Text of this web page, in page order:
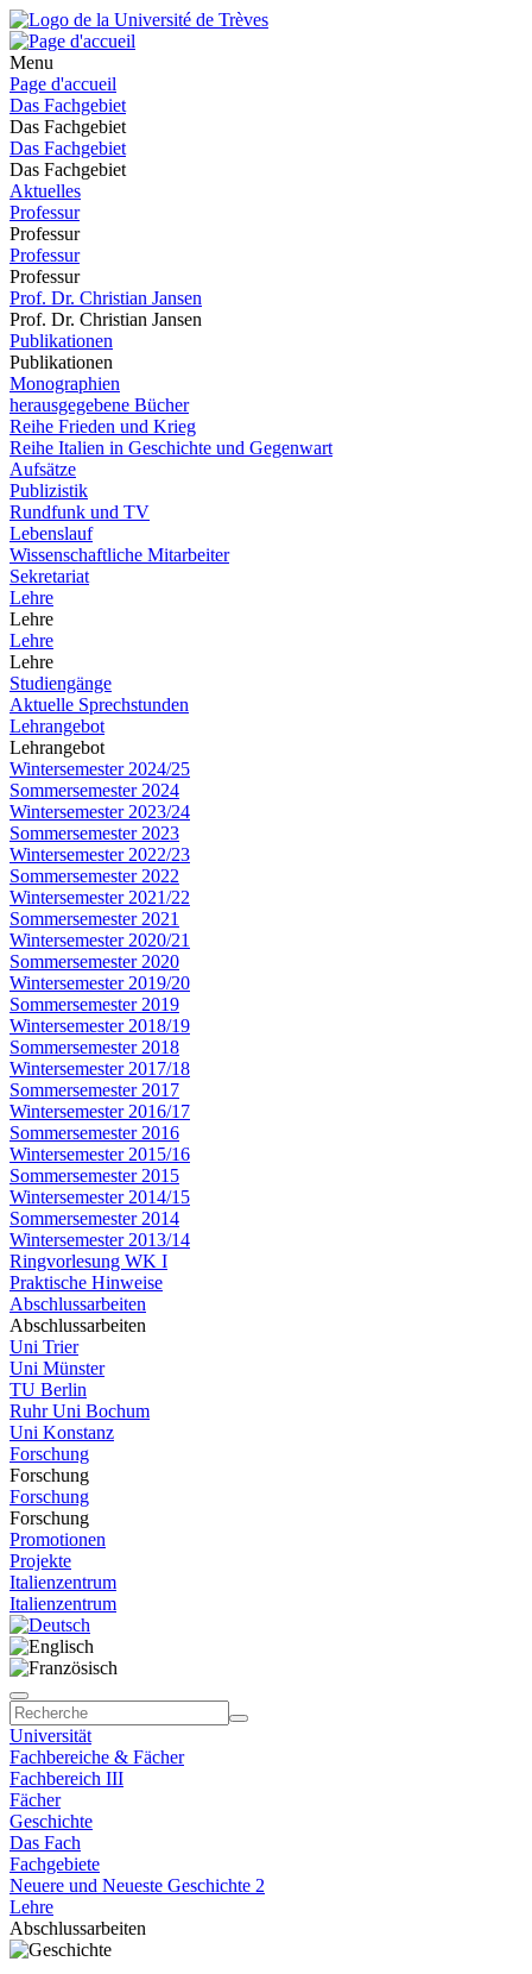
Menu
Page d'accueil
Das Fachgebiet
Das Fachgebiet
Das Fachgebiet
Das Fachgebiet
Aktuelles
Professur
Professur
Professur
Professur
Prof. Dr. Christian Jansen
Prof. Dr. Christian Jansen
Publikationen
Publikationen
Monographien
herausgegebene Bücher
Reihe Frieden und Krieg
Reihe Italien in Geschichte und Gegenwart
Aufsätze
Publizistik
Rundfunk und TV
Lebenslauf
Wissenschaftliche Mitarbeiter
Sekretariat
Lehre
Lehre
Lehre
Lehre
Studiengänge
Aktuelle Sprechstunden
Lehrangebot
Lehrangebot
Wintersemester 2024/25
Sommersemester 2024
Wintersemester 2023/24
Sommersemester 2023
Wintersemester 2022/23
Sommersemester 2022
Wintersemester 2021/22
Sommersemester 2021
Wintersemester 2020/21
Sommersemester 2020
Wintersemester 2019/20
Sommersemester 2019
Wintersemester 2018/19
Sommersemester 2018
Wintersemester 2017/18
Sommersemester 2017
Wintersemester 2016/17
Sommersemester 2016
Wintersemester 2015/16
Sommersemester 2015
Wintersemester 2014/15
Sommersemester 2014
Wintersemester 2013/14
Ringvorlesung WK I
Praktische Hinweise
Abschlussarbeiten
Abschlussarbeiten
Uni Trier
Uni Münster
TU Berlin
Ruhr Uni Bochum
Uni Konstanz
Forschung
Forschung
Forschung
Forschung
Promotionen
Projekte
Italienzentrum
Italienzentrum
Universität
Fachbereiche & Fächer
Fachbereich III
Fächer
Geschichte
Das Fach
Fachgebiete
Neuere und Neueste Geschichte 2
Lehre
Abschlussarbeiten